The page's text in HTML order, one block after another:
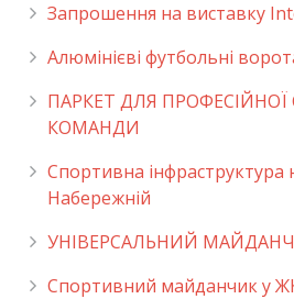
Запрошення на виставку
Алюмінієві футбольні
ПАРКЕТ ДЛЯ
КОМАНДИ
Спортивна інфраструктура
Набережній
УНІВЕРСАЛЬНИЙ
Cпортивний майданчик у